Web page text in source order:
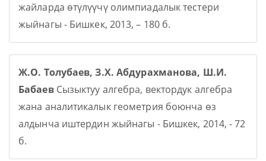
жайларда өтүлүүчү олимпиадалык тестери
жыйнагы - Бишкек, 2013, – 180 б.
Ж.О. Толубаев, З.Х. Абдурахманова, Ш.И.
БабаевСызыктуу алгебра, вектордук алгебра
жана аналитикалык геометрия боюнча өз
алдынча иштердин жыйнагы - Бишкек, 2014, - 72
б.